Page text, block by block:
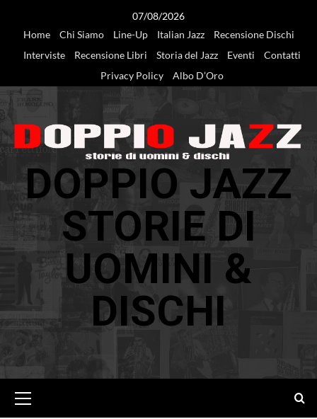
07/08/2026
Home
Chi Siamo Line-Up Italian Jazz
Recensione Dischi
Interviste
Recensione Libri Storia del Jazz Eventi
Contatti
Privacy Policy
Albo D’Oro
DOPPIO JAZZ
STORIE DI
UOMINI &
DISCHI
principale